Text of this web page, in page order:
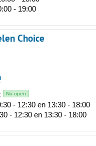
- 19:00
Choice
Nu open
- 12:30 en 13:30 - 18:00
- 12:30 en 13:30 - 18:00